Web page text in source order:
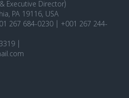
Executive Director)
PA 19116, USA
267 684-0230 | +001 267 244-
|